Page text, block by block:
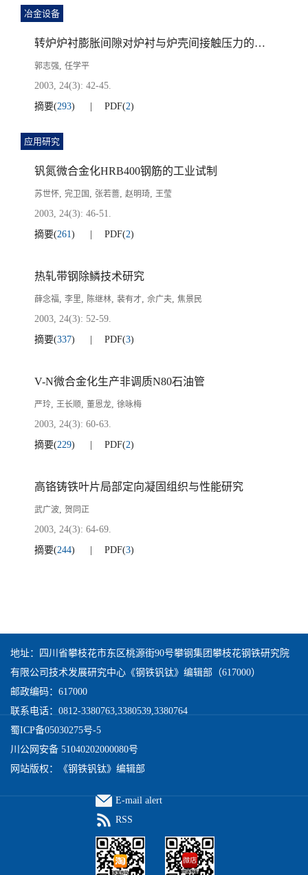
冶金设备
转炉炉衬膨胀间隙对炉衬与炉壳间接触压力的影响
郭志强, 任学平
2003, 24(3): 42-45.
摘要(293) PDF(2)
应用研究
钒氮微合金化HRB400钢筋的工业试制
苏世怀, 完卫国 , 张若蔷, 赵明琦, 王莹
2003, 24(3): 46-51.
摘要(261) PDF(2)
热轧带钢除鳞技术研究
薛念福, 李里, 陈继林, 裴有才, 佘广夫, 焦景民
2003, 24(3): 52-59.
摘要(337) PDF(3)
V-N微合金化生产非调质N80石油管
严玲, 王长顺, 董恩龙, 徐咏梅
2003, 24(3): 60-63.
摘要(229) PDF(2)
高铬铸铁叶片局部定向凝固组织与性能研究
武广波, 贺同正
2003, 24(3): 64-69.
摘要(244) PDF(3)
地址：四川省攀枝花市东区桃源街90号攀钢集团攀枝花钢铁研究院
有限公司技术发展研究中心《钢铁钒钛》编辑部（617000）
邮政编码：617000
联系电话：0812-3380763,3380539,3380764
蜀ICP备05030275号-5
川公网安备 51040202000080号
网站版权：《钢铁钒钛》编辑部
E-mail alert
RSS